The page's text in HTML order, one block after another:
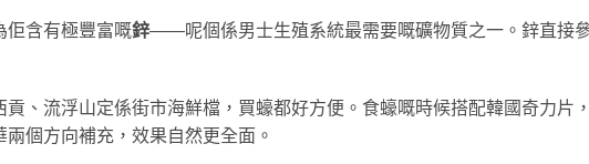
佢含有極豐富嘅鋅——呢個係男士生殖系統最需要嘅礦物質之一。鋅直接
、流浮山定係街市海鮮檔，買蠔都好方便。食蠔嘅時候搭配韓國奇力片
個方向補充，效果自然更全面。